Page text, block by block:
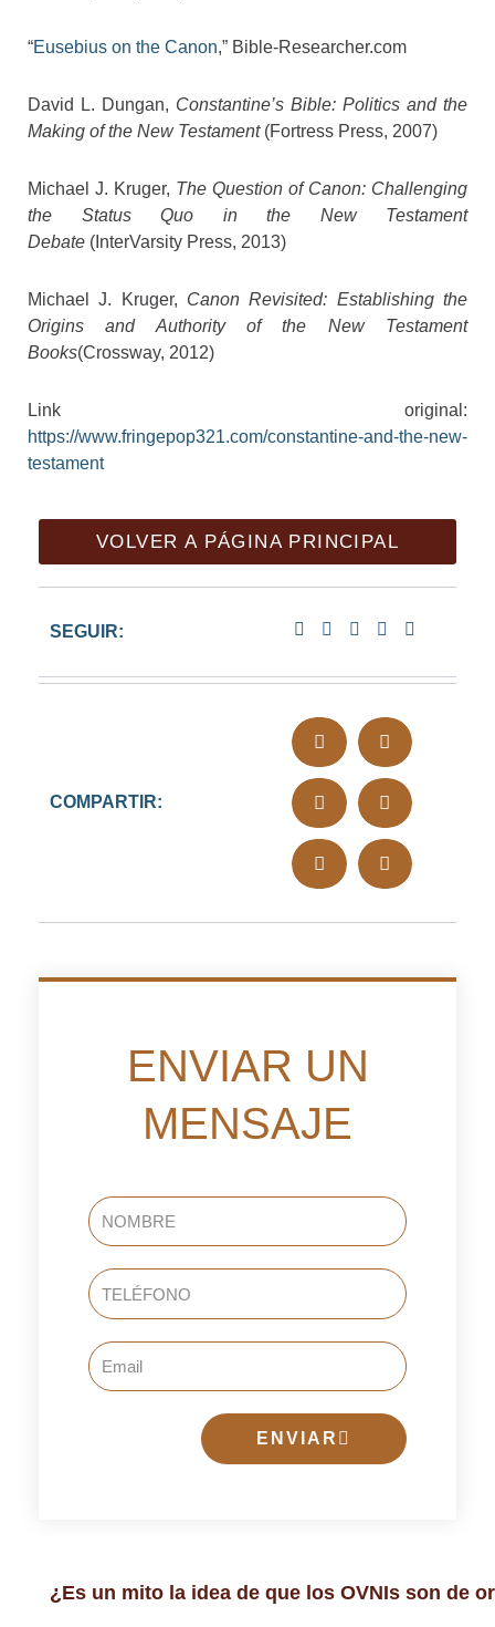
“Eusebius on the Canon,” Bible-Researcher.com
David L. Dungan, Constantine’s Bible: Politics and the
Making of the New Testament(Fortress Press, 2007)
Michael J. Kruger, The Question of Canon: Challenging
the Status Quo in the New Testament
Debate (InterVarsity Press, 2013)
Michael J. Kruger, Canon Revisited: Establishing the
Origins and Authority of the New Testament
Books(Crossway, 2012)
Link original:
https://www.fringepop321.com/constantine-and-the-new-
testament
VOLVER A PÁGINA PRINCIPAL
SEGUIR:
COMPARTIR:
ENVIAR UN
MENSAJE
NOMBRE
TELÉFONO
Email
ENVIAR
¿Es un mito la idea de que los OVNIs son de